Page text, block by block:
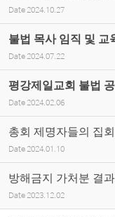
Date 2024.10.27
불법 목사 임직 및 교
Date 2024.07.22
평강제일교회 불법
Date 2024.02.06
총회 제명자들의 집
Date 2024.01.10
방해금지 가처분 결
Date 2023.12.02